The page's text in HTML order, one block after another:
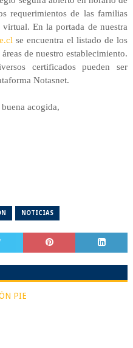
requerimientos de las familias
En la portada de nuestra
se encuentra el listado de los
de nuestro establecimiento.
certificados pueden ser
Notasnet.
acogida,
NOTICIAS